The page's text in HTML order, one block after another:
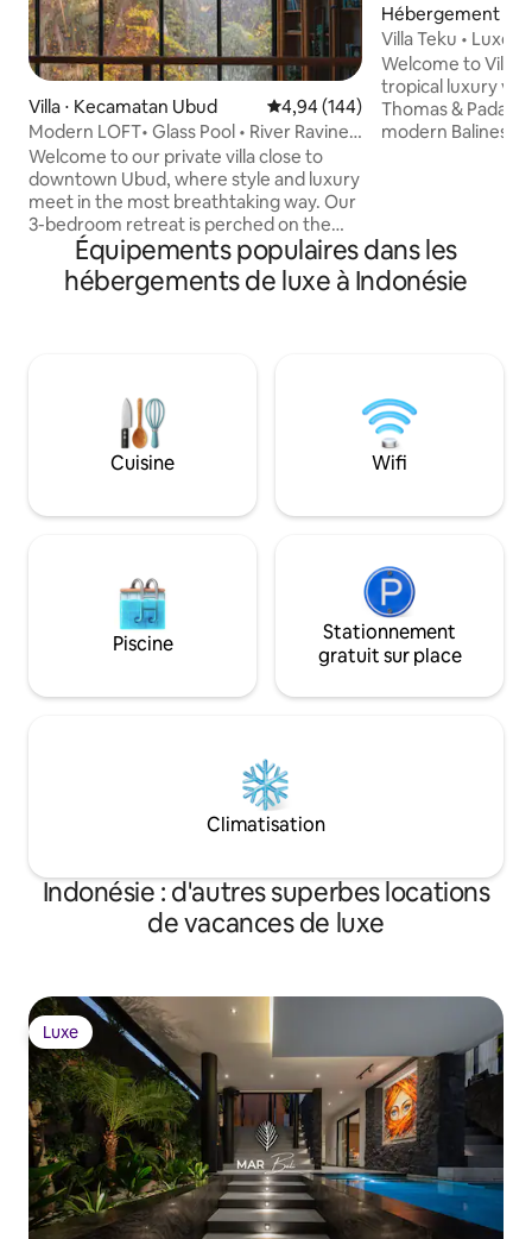
Villa ⋅ Kecamatan Ubud Évaluation moyenne sur la
4,94 (144)
Modern LOFT• Glass Pool • River Ravine
View
Welcome to our private villa close to
downtown Ubud, where style and luxury
meet in the most breathtaking way. Our
3-bedroom retreat is perched on the
edge of a lush tropical gorge, with a
glass-bottomed pool, a treetop yoga
deck, and a hidden bar for you to enjoy
hippest hideaway in town – book now
and indulge in the ultimate escape!
Hébergement ⋅
Villa Teku • Luxe •
Padang
Welcome to Villa
tropical luxury villa
Thomas & Padang
modern Balinese
indoor/outdoor
12 guests in 3
has 4 queen-sized
Équipements populaires dans les
hébergements de luxe à Indonésie
Cuisine Wifi
Piscine
Stationnement
gratuit sur place
Climatisation
Indonésie : d'autres superbes locations
de vacances de luxe
Luxe
Luxe